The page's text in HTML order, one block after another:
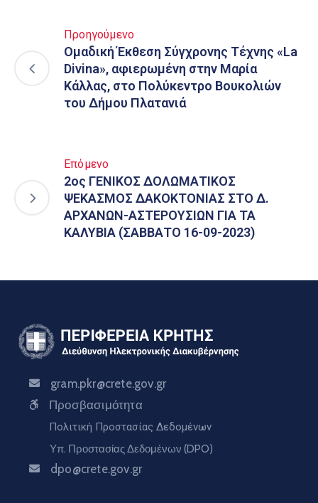
Προηγούμενο
Ομαδική Έκθεση Σύγχρονης Τέχνης «La
Divina», αφιερωμένη στην Μαρία
Κάλλας, στο Πολύκεντρο Βουκολιών
του Δήμου Πλατανιά
Επόμενο
2ος ΓΕΝΙΚΟΣ ΔΟΛΩΜΑΤΙΚΟΣ
ΨΕΚΑΣΜΟΣ ΔΑΚΟΚΤΟΝΙΑΣ ΣΤΟ Δ.
ΑΡΧΑΝΩΝ-ΑΣΤΕΡΟΥΣΙΩΝ ΓΙΑ ΤΑ
ΚΑΛΥΒΙΑ (ΣΑΒΒΑΤΟ 16-09-2023)
gram.pkr@crete.gov.gr
Προσβασιμότητα
Πολιτική Προστασίας Δεδομένων
Υπ. Προστασίας Δεδομένων (DPO)
dpo@crete.gov.gr